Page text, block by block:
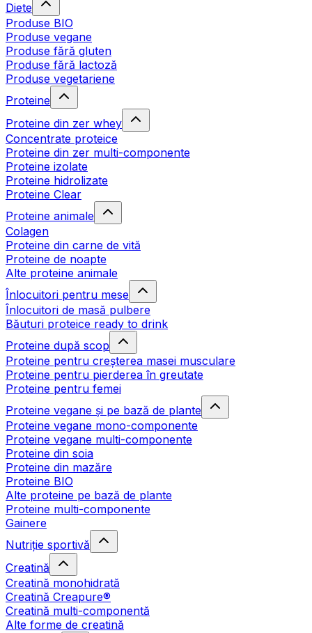
Diete
Produse BIO
Produse vegane
Produse fără gluten
Produse fără lactoză
Produse vegetariene
Proteine
Proteine din zer whey
Concentrate proteice
Proteine din zer multi-componente
Proteine izolate
Proteine hidrolizate
Proteine Clear
Proteine animale
Colagen
Proteine din carne de vită
Proteine de noapte
Alte proteine animale
Înlocuitori pentru mese
Înlocuitori de masă pulbere
Băuturi proteice ready to drink
Proteine după scop
Proteine pentru creșterea masei musculare
Proteine pentru pierderea în greutate
Proteine pentru femei
Proteine vegane și pe bază de plante
Proteine vegane mono-componente
Proteine vegane multi-componente
Proteine din soia
Proteine din mazăre
Proteine BIO
Alte proteine pe bază de plante
Proteine multi-componente
Gainere
Nutriție sportivă
Creatină
Creatină monohidrată
Creatină Creapure®
Creatină multi-componentă
Alte forme de creatină